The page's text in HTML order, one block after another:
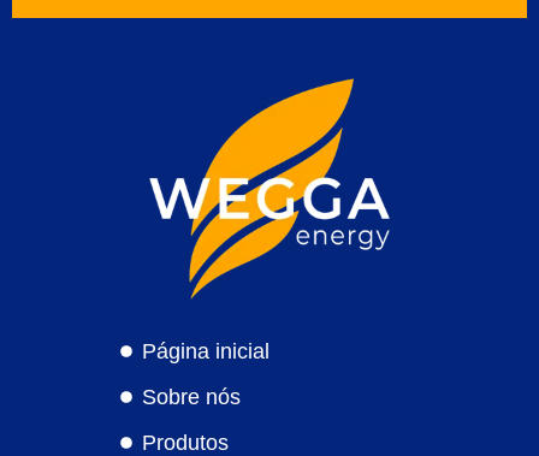
Página inicial
Sobre nós
Produtos